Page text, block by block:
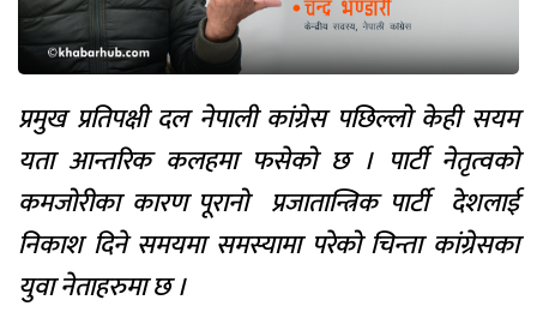
प्रमुख प्रतिपक्षी दल नेपाली कांग्रेस पछिल्लो केही सयम
यता आन्तरिक कलहमा फसेको छ । पार्टी नेतृत्वको
कमजोरीका कारण पूरानो प्रजातान्त्रिक पार्टी देशलाई
निकाश दिने समयमा समस्यामा परेको चिन्ता कांग्रेसका
युवा नेताहरुमा छ ।